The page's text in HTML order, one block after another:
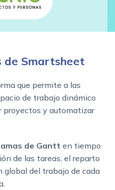
de Smartsheet
que permite a las
de trabajo dinámico
proyectos y automatizar
de Gantt en tiempo
de las tareas, el reparto
global del trabajo de cada